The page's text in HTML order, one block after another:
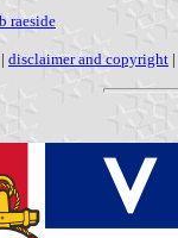
raeside
| disclaimer and copyright |